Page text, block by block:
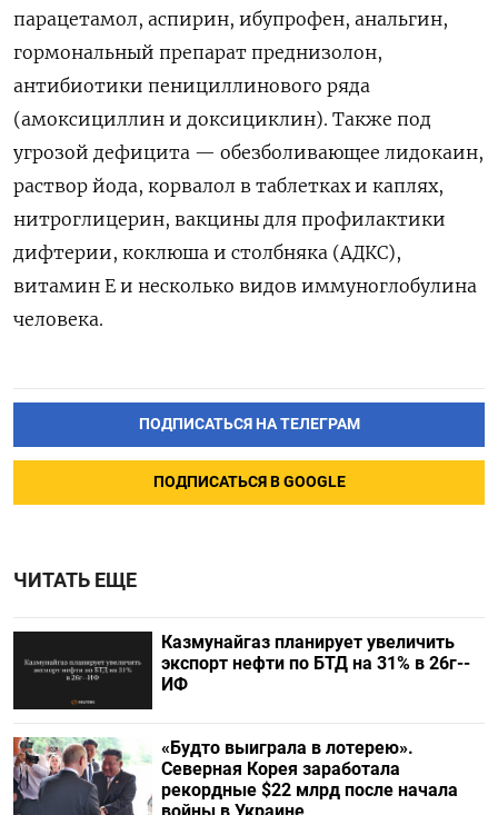
парацетамол, аспирин, ибупрофен, анальгин,
гормональный препарат преднизолон,
антибиотики пенициллинового ряда
(амоксициллин и доксициклин). Также под
угрозой дефицита — обезболивающее лидокаин,
раствор йода, корвалол в таблетках и каплях,
нитроглицерин, вакцины для профилактики
дифтерии, коклюша и столбняка (АДКС),
витамин Е и несколько видов иммуноглобулина
человека.
ПОДПИСАТЬСЯ НА ТЕЛЕГРАМ
ПОДПИСАТЬСЯ В GOOGLE
ЧИТАТЬ ЕЩЕ
Казмунайгаз планирует увеличить
экспорт нефти по БТД на 31% в 26г--
ИФ
«Будто выиграла в лотерею».
Северная Корея заработала
рекордные $22 млрд после начала